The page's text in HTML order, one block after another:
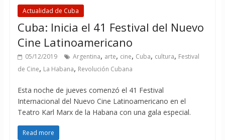
Actualidad de Cuba
Cuba: Inicia el 41 Festival del Nuevo
Cine Latinoamericano
05/12/2019 Argentina, arte, cine, Cuba, cultura, Festival
de Cine, La Habana, Revolución Cubana
Esta noche de jueves comenzó el 41 Festival
Internacional del Nuevo Cine Latinoamericano en el
Teatro Karl Marx de la Habana con una gala especial.
Read more